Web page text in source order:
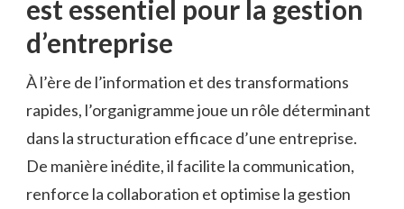
est essentiel pour la gestion
d’entreprise
À l’ère de l’information et des transformations
rapides, l’organigramme joue un rôle déterminant
dans la structuration efficace d’une entreprise.
De manière inédite, il facilite la communication,
renforce la collaboration et optimise la gestion